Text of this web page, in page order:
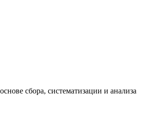
сбора, систематизации и анализа